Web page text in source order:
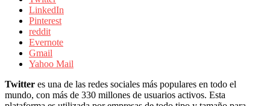
Colombia
filiales
América
Una
LinkedIn
Pinterest
reddit
Evernote
Gmail
Yahoo Mail
Twitter es una de las redes sociales más populares en todo el
mundo, con más de 330 millones de usuarios activos. Esta